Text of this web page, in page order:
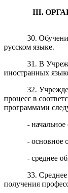
III.
30.
русском языке.
31. В
иностранных
32.
процесс в
программами
-
- основное
- среднее
33. Среднее
получения